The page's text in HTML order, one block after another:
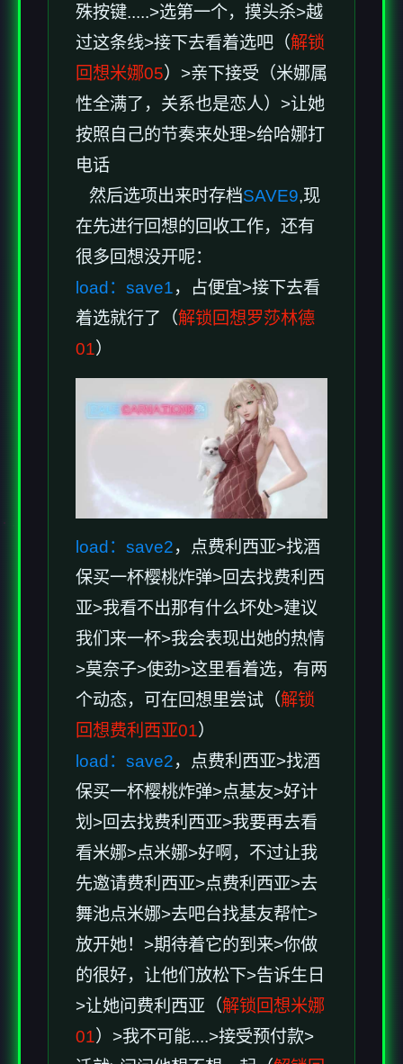
殊按键.....>选第一个，摸头杀>越
过这条线>接下去看着选吧（解锁
回想米娜05）>亲下接受（米娜属
性全满了，关系也是恋人）>让她
按照自己的节奏来处理>给哈娜打
电话
然后选项出来时存档SAVE9,现
在先进行回想的回收工作，还有
很多回想没开呢：
load：save1，占便宜>接下去看
着选就行了（解锁回想罗莎林德
01）
load：save2，点费利西亚>找酒
保买一杯樱桃炸弹>回去找费利西
亚>我看不出那有什么坏处>建议
我们来一杯>我会表现出她的热情
>莫奈子>使劲>这里看着选，有两
个动态，可在回想里尝试（解锁
回想费利西亚01）
load：save2，点费利西亚>找酒
保买一杯樱桃炸弹>点基友>好计
划>回去找费利西亚>我要再去看
看米娜>点米娜>好啊，不过让我
先邀请费利西亚>点费利西亚>去
舞池点米娜>去吧台找基友帮忙>
放开她！>期待着它的到来>你做
的很好，让他们放松下>告诉生日
>让她问费利西亚（解锁回想米娜
01）>我不可能....>接受预付款>